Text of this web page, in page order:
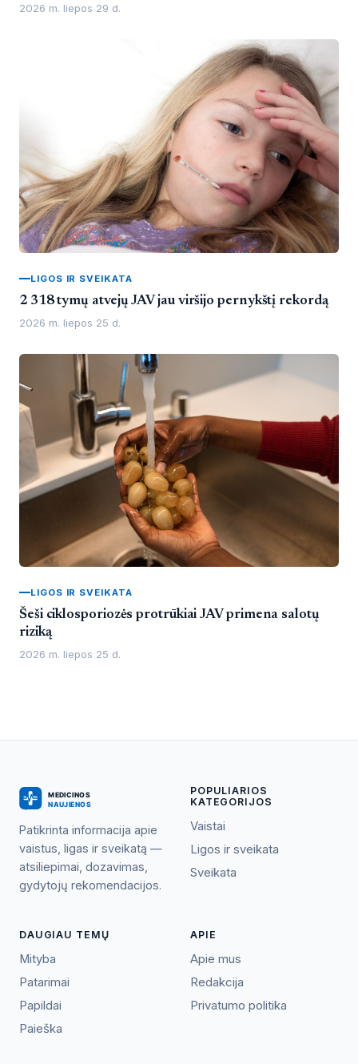
2026 m. liepos 29 d.
LIGOS IR SVEIKATA
2 318 tymų atvejų JAV jau viršijo pernykštį rekordą
2026 m. liepos 25 d.
LIGOS IR SVEIKATA
Šeši ciklosporiozės protrūkiai JAV primena salotų
riziką
2026 m. liepos 25 d.
Patikrinta informacija apie
vaistus, ligas ir sveikatą —
atsiliepimai, dozavimas,
gydytojų rekomendacijos.
POPULIARIOS
KATEGORIJOS
Vaistai
Ligos ir sveikata
Sveikata
DAUGIAU TEMŲ
Mityba
Patarimai
Papildai
Paieška
APIE
Apie mus
Redakcija
Privatumo politika